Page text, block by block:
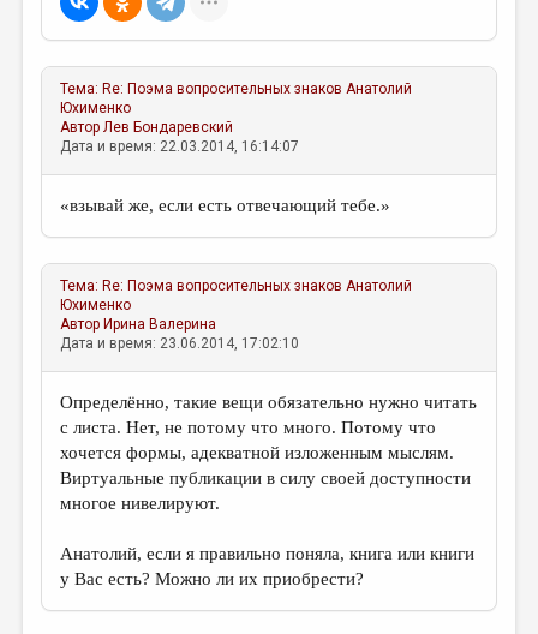
Тема: Re: Поэма вопросительных знаков Анатолий
Юхименко
АвторЛев Бондаревский
Дата и время: 22.03.2014, 16:14:07
«взывай же, если есть отвечающий тебе.»
Тема: Re: Поэма вопросительных знаков Анатолий
Юхименко
Автор Ирина Валерина
Дата и время: 23.06.2014, 17:02:10
Определённо, такие вещи обязательно нужно читать
с листа. Нет, не потому что много. Потому что
хочется формы, адекватной изложенным мыслям.
Виртуальные публикации в силу своей доступности
многое нивелируют.
Анатолий, если я правильно поняла, книга или книги
у Вас есть? Можно ли их приобрести?